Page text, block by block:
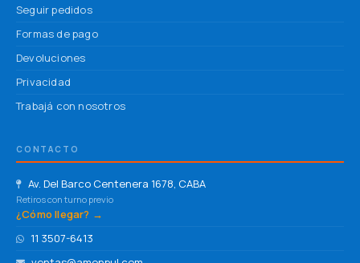
Seguir pedidos
Formas de pago
Devoluciones
Privacidad
Trabajá con nosotros
CONTACTO
Av. Del Barco Centenera 1678, CABA
Retiros con turno previo
¿Cómo llegar? →
11 3507-6413